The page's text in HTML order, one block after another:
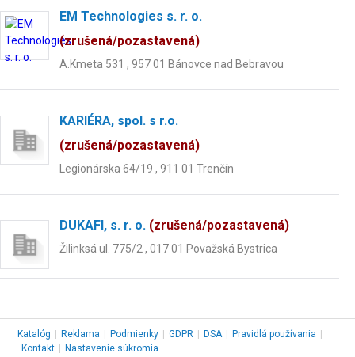
EM Technologies s. r. o.
(zrušená/pozastavená)
A.Kmeta 531 , 957 01 Bánovce nad Bebravou
KARIÉRA, spol. s r.o.
(zrušená/pozastavená)
Legionárska 64/19 , 911 01 Trenčín
DUKAFI, s. r. o. (zrušená/pozastavená)
Žilinksá ul. 775/2 , 017 01 Považská Bystrica
Katalóg Reklama Podmienky GDPR DSA Pravidlá používania
Kontakt
Nastavenie súkromia